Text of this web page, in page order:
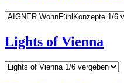
Lights of Vienna